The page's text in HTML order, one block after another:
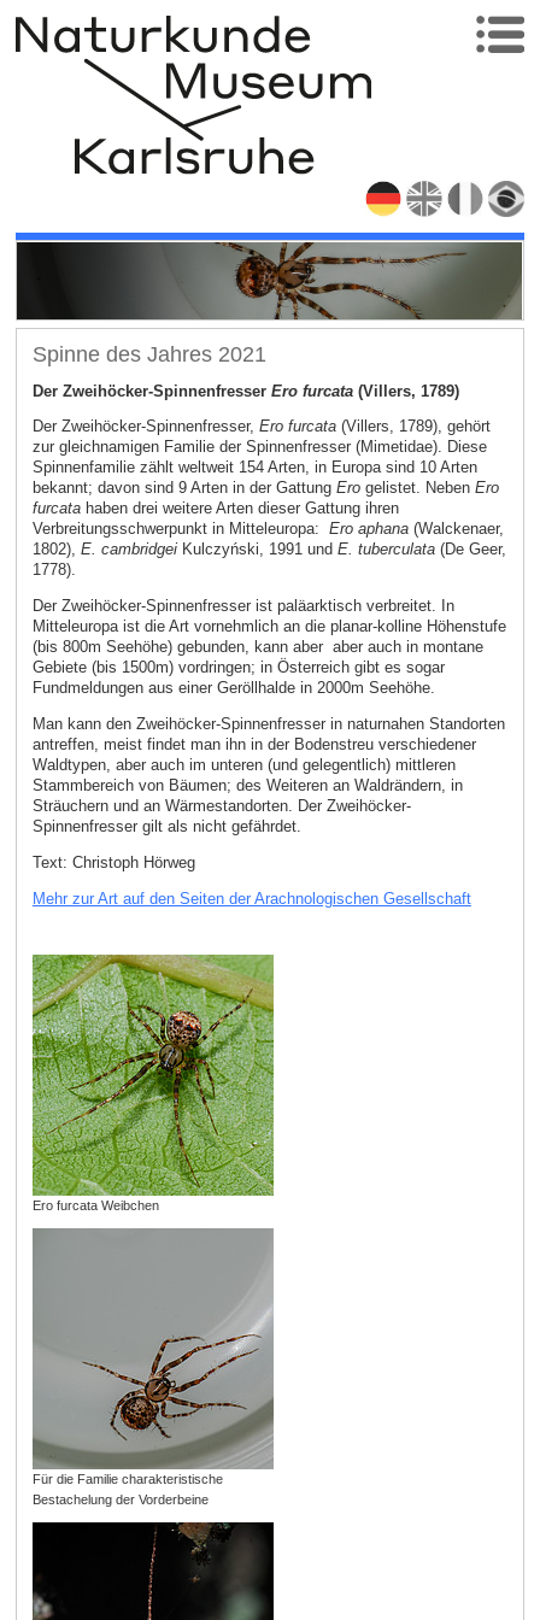
Spinne des Jahres 2021
Der Zweihöcker-Spinnenfresser Ero furcata (Villers, 1789)
Der Zweihöcker-Spinnenfresser, Ero furcata(Villers, 1789), gehört
zur gleichnamigen Familie der Spinnenfresser (Mimetidae). Diese
Spinnenfamilie zählt weltweit 154 Arten, in Europa sind 10 Arten
bekannt; davon sind 9 Arten in der Gattung Ero gelistet. Neben Ero
furcatahaben drei weitere Arten dieser Gattung ihren
Verbreitungsschwerpunkt in Mitteleuropa: Ero aphana(Walckenaer,
1802), E. cambridgei Kulczyński, 1991 und E. tuberculata(De Geer,
1778).
Der Zweihöcker-Spinnenfresser ist paläarktisch verbreitet. In
Mitteleuropa ist die Art vornehmlich an die planar-kolline Höhenstufe
(bis 800m Seehöhe) gebunden, kann aber aber auch in montane
Gebiete (bis 1500m) vordringen; in Österreich gibt es sogar
Fundmeldungen aus einer Geröllhalde in 2000m Seehöhe.
Man kann den Zweihöcker-Spinnenfresser in naturnahen Standorten
antreffen, meist findet man ihn in der Bodenstreu verschiedener
Waldtypen, aber auch im unteren (und gelegentlich) mittleren
Stammbereich von Bäumen; des Weiteren an Waldrändern, in
Sträuchern und an Wärmestandorten. Der Zweihöcker-
Spinnenfresser gilt als nicht gefährdet.
Text: Christoph Hörweg
Mehr zur Art auf den Seiten der Arachnologischen Gesellschaft
Ero furcata Weibchen
Für die Familie charakteristische
Bestachelung der Vorderbeine